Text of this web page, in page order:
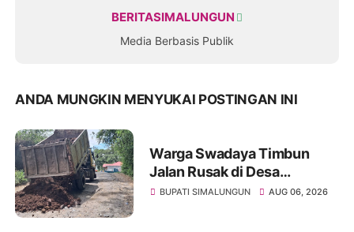
BERITASIMALUNGUN
Media Berbasis Publik
ANDA MUNGKIN MENYUKAI POSTINGAN INI
Warga Swadaya Timbun
Jalan Rusak di Desa
Sibangun Mariah, Harapkan
BUPATI SIMALUNGUN AUG 06, 2026